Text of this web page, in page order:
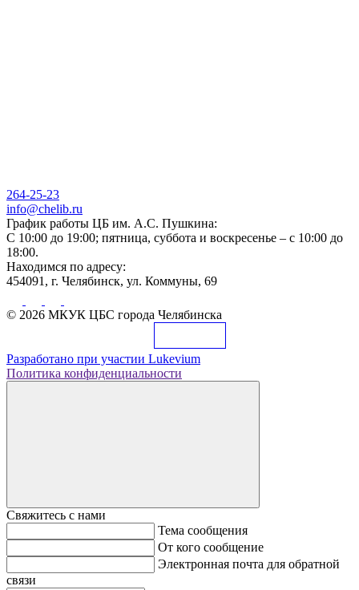
264-25-23
info@chelib.ru
График работы ЦБ им. А.С. Пушкина:
С 10:00 до 19:00; пятница, суббота и воскресенье – с 10:00 до
18:00.
Находимся по адресу:
454091, г. Челябинск, ул. Коммуны, 69
© 2026 МКУК ЦБС города Челябинска
Разработано при участии Lukevium
Политика конфиденциальности
Свяжитесь с нами
Тема сообщения
От кого сообщение
Электронная почта для обратной
связи